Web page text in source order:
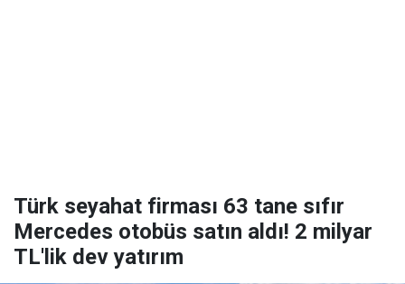
Türk seyahat firması 63 tane sıfır
Mercedes otobüs satın aldı! 2 milyar
TL'lik dev yatırım